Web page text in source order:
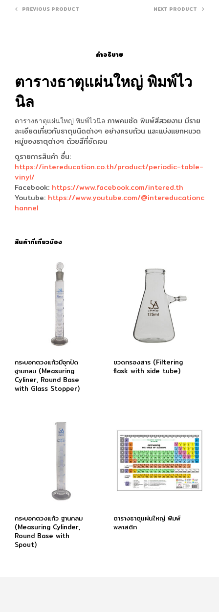
PREVIOUS PRODUCT NEXT PRODUCT
คำอธิบาย
ตารางธาตุแผ่นใหญ่ พิมพ์ไว
นิล
ตารางธาตุแผ่นใหญ่ พิมพ์ไวนิล ภาพคมชัด พิมพ์สีสวยงาม มีราย
ละเอียดเกี่ยวกับธาตุชนิดต่างๆ อย่างครบถ้วน และแบ่งแยกหมวด
หมู่ของธาตุต่างๆ ด้วยสีที่ชัดเจน
ดูรายการสินค้า อื่น:
https://intereducation.co.th/product/periodic-table-
vinyl/
Facebook: https://www.facebook.com/intered.th
Youtube: https://www.youtube.com/@intereducationc
hannel
สินค้าที่เกี่ยวข้อง
กระบอกตวงแก้วมีจุกปิด
ฐานกลม (Measuring
Cyliner, Round Base
with Glass Stopper)
ขวดกรองสาร (Filtering
flask with side tube)
กระบอกตวงแก้ว ฐานกลม
(Measuring Cylinder,
Round Base with
Spout)
ตารางธาตุแผ่นใหญ่ พิมพ์
พลาสติก